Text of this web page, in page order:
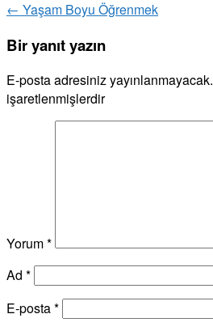
← Yaşam Boyu Öğrenmek
Bir yanıt yazın
E-posta adresiniz yayınlanmayacak.
işaretlenmişlerdir
Yorum*
Ad *
E-posta*